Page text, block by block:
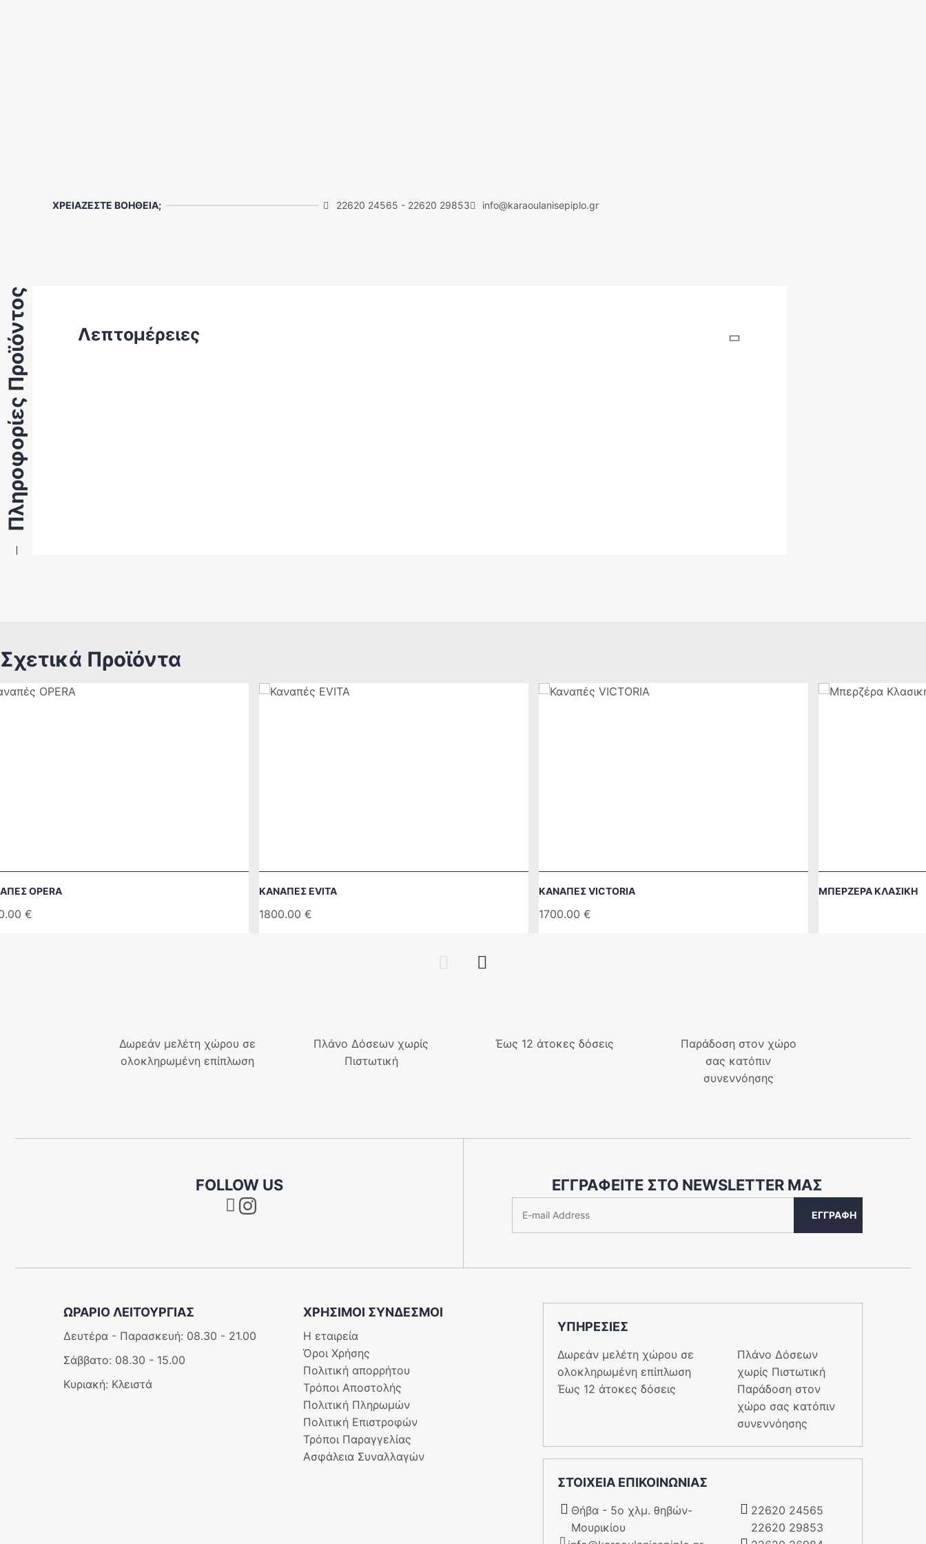
ΧΡΕΙΑΖΕΣΤΕ ΒΟΗΘΕΙΑ; 22620 24565 - 22620 29853 info@karaoulanisepiplo.gr
Πληροφορίες Προϊόντος Λεπτομέρειες
Σχετικά Προϊόντα
Previous
OPERA
€
ΚΑΝΑΠΈΣ EVITA
1800.00 €
ΚΑΝΑΠΈΣ VICTORIA
1700.00 €
ΜΠΕΡΖΈΡΑ ΚΛΑΣΙΚΉ
Next
Δωρεάν μελέτη χώρου σε
ολοκληρωμένη επίπλωση
Πλάνο Δόσεων χωρίς
Πιστωτική
Έως 12 άτοκες δόσεις
Παράδοση στον χώρο
σας κατόπιν
συνεννόησης
FOLLOW US
Instagram
ΕΓΓΡΑΦΕΊΤΕ ΣΤΟ NEWSLETTER ΜΑΣ
ΕΓΓΡΑΦΉ
ΩΡΑΡΙΟ ΛΕΙΤΟΥΡΓΊΑΣ
Δευτέρα - Παρασκευή: 08.30 - 21.00
Σάββατο: 08.30 - 15.00
Κυριακή: Κλειστά
ΧΡΗΣΙΜΟΙ ΣΥΝΔΕΣΜΟΙ
Η εταιρεία
Όροι Χρήσης
Πολιτική απορρήτου
Τρόποι Αποστολής
Πολιτική Πληρωμών
Πολιτική Επιστροφών
Τρόποι Παραγγελίας
Ασφάλεια Συναλλαγών
ΥΠΗΡΕΣIΕΣ
Δωρεάν μελέτη χώρου σε
ολοκληρωμένη επίπλωση
Πλάνο Δόσεων
χωρίς Πιστωτική
Έως 12 άτοκες δόσεις
Παράδοση στον
χώρο σας κατόπιν
συνεννόησης
ΣΤΟΙΧΕΙΑ ΕΠΙΚΟΙΝΩΝΙΑΣ
Θήβα - 5o χλμ. θηβών-
Μουρικίου
22620 24565
22620 29853